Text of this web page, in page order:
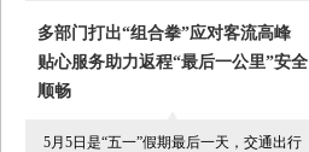
多部门打出“组合拳”应对客流高峰
贴心服务助力返程“最后一公里”安全
顺畅
5月5日是“五一”假期最后一天，交通出行